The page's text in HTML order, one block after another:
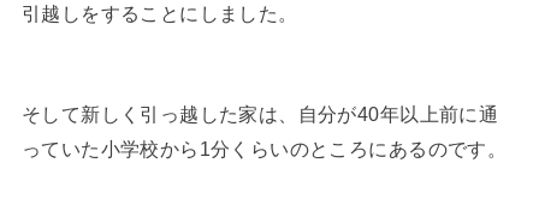
引越しをすることにしました。
そして新しく引っ越した家は、自分が40年以上前に通
っていた小学校から1分くらいのところにあるのです。